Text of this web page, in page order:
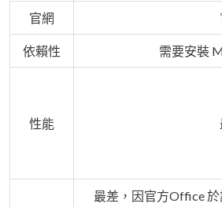
官網
依賴性 需要安裝
性能
最差，因官方Office